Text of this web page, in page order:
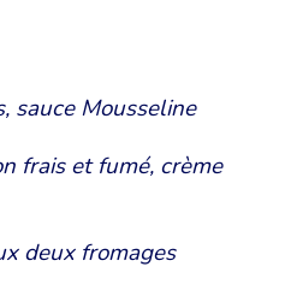
sauce Mousseline
frais et fumé, crème
deux fromages